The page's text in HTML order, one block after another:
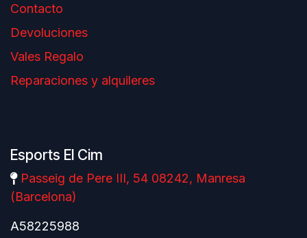
Contacto
Devoluciones
Vales Regalo
Reparaciones y alquileres
Esports El Cim
Passeig de Pere III, 54 08242, Manresa
(Barcelona)
A58225988